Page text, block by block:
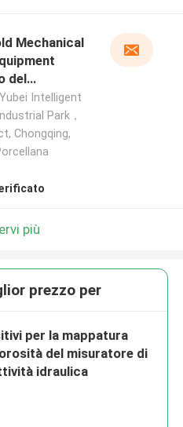
Mechanical
del
Intelligent
Park，
Chongqing,
più
prezzo per
per la mappatura
del misuratore di
idraulica